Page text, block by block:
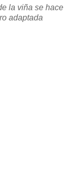
la viña se hace
adaptada